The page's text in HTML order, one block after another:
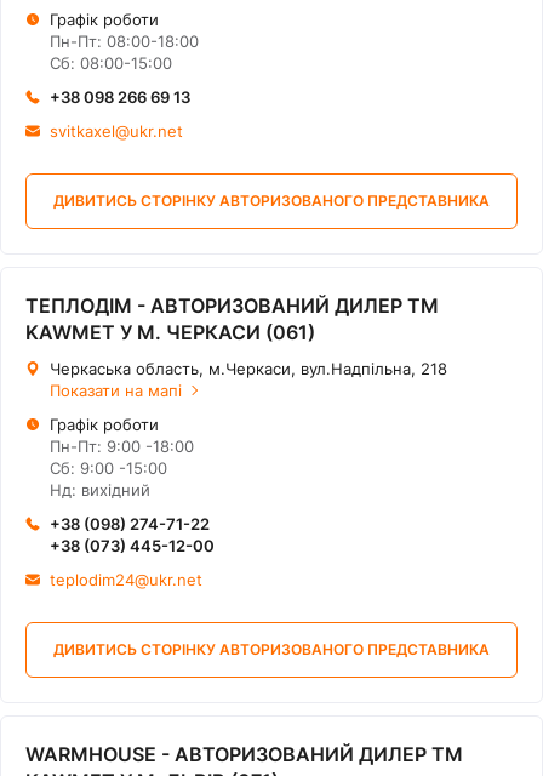
Графік роботи
Пн-Пт: 08:00-18:00
Сб: 08:00-15:00
+38 098 266 69 13
svitkaxel@ukr.net
ДИВИТИСЬ СТОРІНКУ АВТОРИЗОВАНОГО ПРЕДСТАВНИКА
ТЕПЛОДІМ - АВТОРИЗОВАНИЙ ДИЛЕР ТМ
KAWMET У М. ЧЕРКАСИ (061)
Черкаська область, м.Черкаси, вул.Надпільна, 218
Показати на мапі
Графік роботи
Пн-Пт: 9:00 -18:00
Сб: 9:00 -15:00
Нд: вихідний
+38 (098) 274-71-22
+38 (073) 445-12-00
teplodim24@ukr.net
ДИВИТИСЬ СТОРІНКУ АВТОРИЗОВАНОГО ПРЕДСТАВНИКА
WARMHOUSE - АВТОРИЗОВАНИЙ ДИЛЕР ТМ